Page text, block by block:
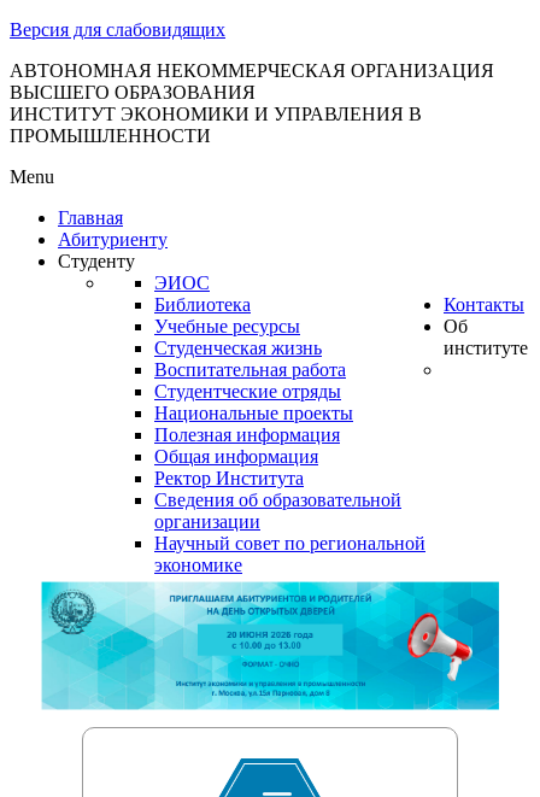
Версия для слабовидящих
АВТОНОМНАЯ НЕКОММЕРЧЕСКАЯ ОРГАНИЗАЦИЯ
ВЫСШЕГО ОБРАЗОВАНИЯ
ИНСТИТУТ ЭКОНОМИКИ И УПРАВЛЕНИЯ В
ПРОМЫШЛЕННОСТИ
Menu
Главная
Абитуриенту
Студенту
ЭИОС
Библиотека
Учебные ресурсы
Студенческая жизнь
Воспитательная работа
Студентческие отряды
Национальные проекты
Полезная информация
Контакты
Об
институте
Общая информация
Ректор Института
Сведения об образовательной
организации
Научный совет по региональной
экономике